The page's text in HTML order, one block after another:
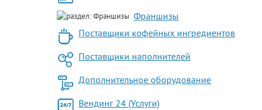
Франшизы
Поставщики кофейных ингредиентов
Поставщики наполнителей
Дополнительное оборудование
Вендинг 24 (Услуги)